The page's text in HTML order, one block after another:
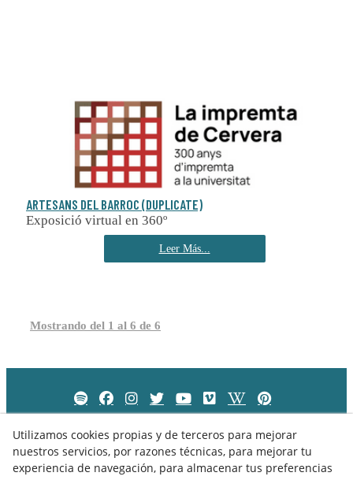
ARTESANS DEL BARROC (DUPLICATE)
Exposició virtual en 360º
Leer Más...
Mostrando del 1 al 6 de 6
Utilizamos cookies propias y de terceros para mejorar
nuestros servicios, por razones técnicas, para mejorar tu
experiencia de navegación, para almacenar tus preferencias